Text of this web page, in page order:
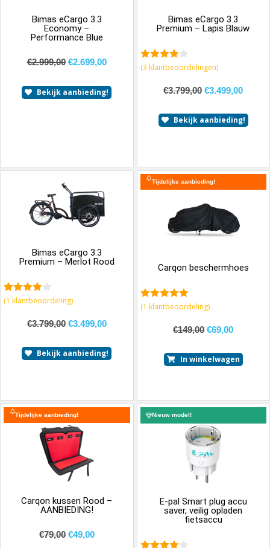
Bimas eCargo 3.3
Economy –
Performance Blue
€2.999,00 €2.699,00
Bekijk aanbieding!
Bimas eCargo 3.3
Premium – Lapis Blauw
4.67van 5
(3 klantbeoordelingen)
€3.799,00 €3.499,00
Bekijk aanbieding!
Bimas eCargo 3.3
Premium – Merlot Rood
4.00van
(1 klantbeoordeling)
€3.799,00 €3.499,00
Bekijk aanbieding!
Tijdelijke aanbieding!
Carqon beschermhoes
5.00van 5
(1 klantbeoordeling)
€149,00 €69,00
In winkelwagen
Tijdelijke aanbieding!
Carqon kussen Rood –
AANBIEDING!
€79,00 €49,00
Nieuw model!
E-pal Smart plug accu
saver, veilig opladen
fietsaccu